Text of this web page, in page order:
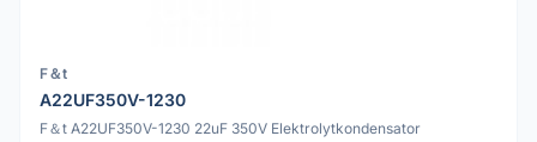
F＆t
A22UF350V-1230
F＆t A22UF350V-1230 22uF 350V Elektrolytkondensator